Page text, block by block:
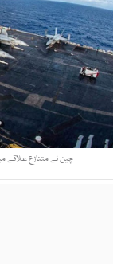
چین نے متنازع علاقے